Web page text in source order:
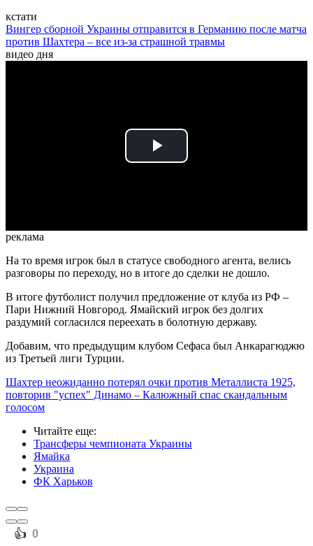
кстати
Вингер сборной Украины отправится в Германию после матча
против Шахтера – все из-за страшной травмы
видео дня
Play
реклама
На то время игрок был в статусе свободного агента, велись
разговоры по переходу, но в итоге до сделки не дошло.
В итоге футболист получил предложение от клуба из РФ –
Пари Нижний Новгород. Ямайский игрок без долгих
раздумий согласился переехать в болотную державу.
Добавим, что предыдущим клубом Сефаса был Анкарагюджю
из Третьей лиги Турции.
Шахтер неожиданно потерял очки против Металлиста 1925,
повторив "успех" Динамо – Калюжный спас скандальным
голосом
Читайте еще:
Трансферы чемпионата Украины
Ямайка
Украина
ФК Харьков
️👍 0